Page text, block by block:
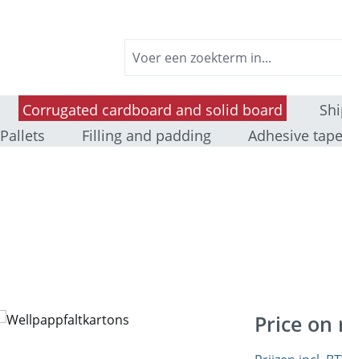
Corrugated cardboard and solid board
Pallets Filling and padding Adhesive
Price on